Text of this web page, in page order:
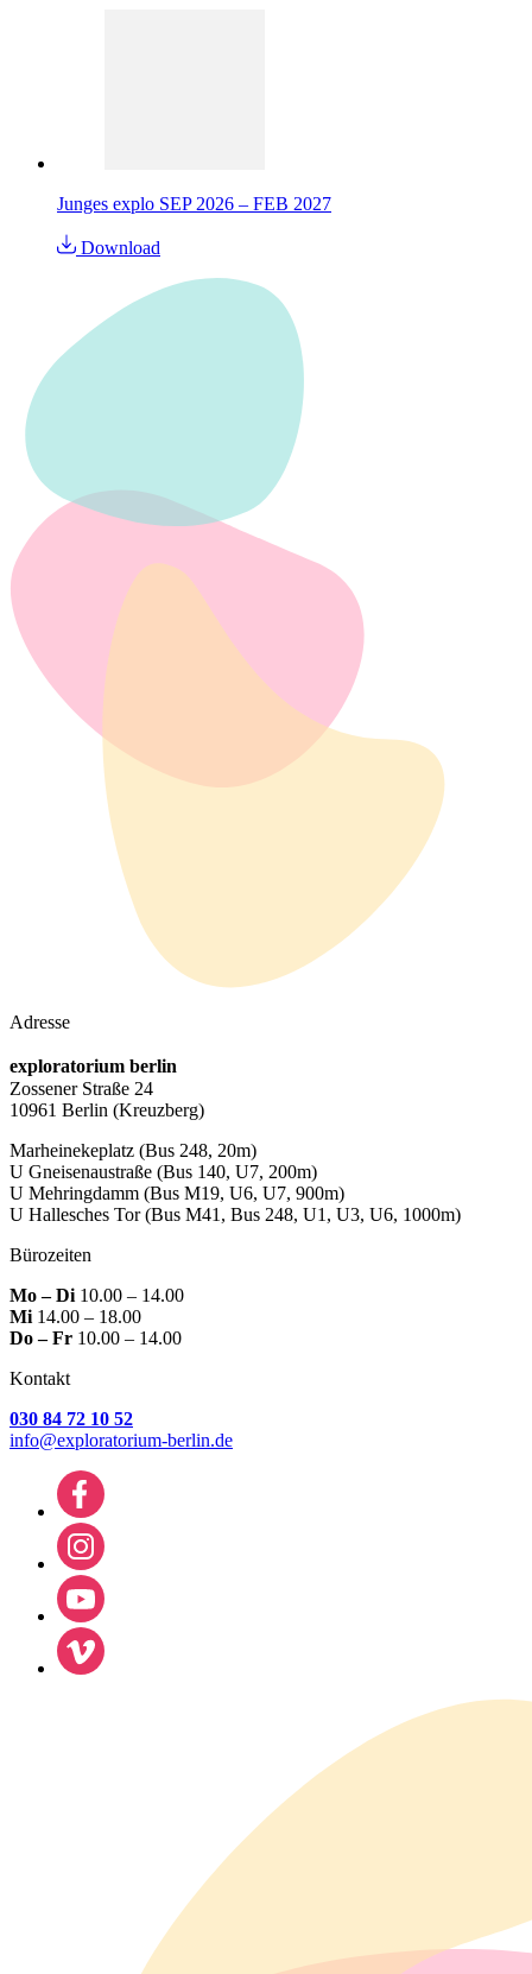
Junges explo SEP 2026 – FEB 2027
Download
Adresse
exploratorium berlin
Zossener Straße 24
10961 Berlin (Kreuzberg)
Marheinekeplatz (Bus 248, 20m)
U Gneisenaustraße (Bus 140, U7, 200m)
U Mehringdamm (Bus M19, U6, U7, 900m)
U Hallesches Tor(Bus M41, Bus 248, U1, U3, U6, 1000m)
Bürozeiten
Mo – Di 10.00 – 14.00
Mi 14.00 – 18.00
Do – Fr 10.00 – 14.00
Kontakt
030 84 72 10 52
info@exploratorium-berlin.de